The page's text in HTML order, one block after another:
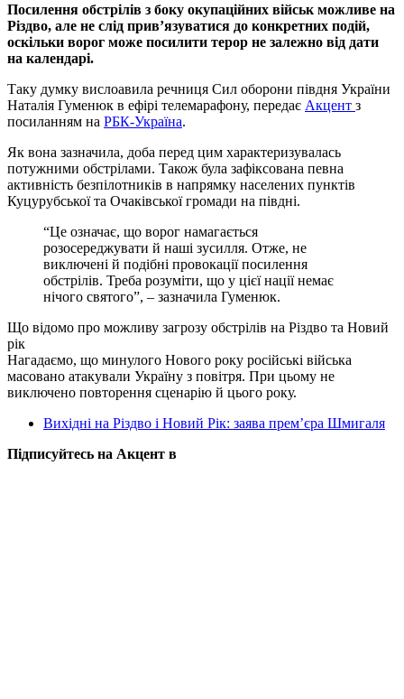
Посилення обстрілів з боку окупаційних військ можливе на
Різдво, але не слід прив’язуватися до конкретних подій,
оскільки ворог може посилити терор не залежно від дати
на календарі.
Таку думку вислоавила речниця Сил оборони півдня України
Наталія Гуменюк в ефірі телемарафону, передає Акцент з
посиланням на РБК-Україна.
Як вона зазначила, доба перед цим характеризувалась
потужними обстрілами. Також була зафіксована певна
активність безпілотників в напрямку населених пунктів
Куцурубської та Очаківської громади на півдні.
“Це означає, що ворог намагається
розосереджувати й наші зусилля. Отже, не
виключені й подібні провокації посилення
обстрілів. Треба розуміти, що у цієї нації немає
нічого святого”, – зазначила Гуменюк.
Що відомо про можливу загрозу обстрілів на Різдво та Новий
рік
Нагадаємо, що минулого Нового року російські війська
масовано атакували Україну з повітря. При цьому не
виключено повторення сценарію й цього року.
Вихідні на Різдво і Новий Рік: заява прем’єра Шмигаля
Підписуйтесь на Акцент в